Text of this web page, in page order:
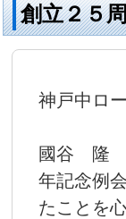
創立２５
神戸中ロ
國谷 隆
年記念例
たことを